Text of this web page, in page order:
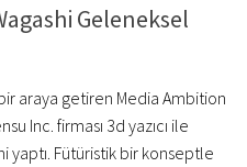
Geleneksel
araya getiren Media Ambition
Inc. firması 3d yazıcı ile
yaptı. Fütüristik bir konseptle